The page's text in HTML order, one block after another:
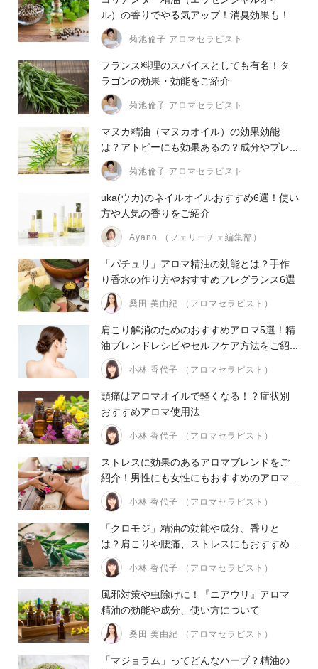
ル）の香りでやる気アップ！消臭効果も！
菊池倫子 アロマセラピスト
フランス料理のスパイスとしても有名！タ
ラゴンの効果・効能をご紹介
菊池倫子 アロマセラピスト
マヌカ精油（マヌカオイル）の効果効能
は？アトピーにも効果あるの？成分やブレ...
菊池倫子 アロマセラピスト
uka(ウカ)のネイルオイルおすすめ6選！使い
方や人気の香りをご紹介
Ayano （フェリーチェ編集部）
「パチュリ」アロマ精油の効能とは？手作
り香水の作り方やおすすめフレグランス6選
桑田 美由紀 （アロマセラピスト）
肩こり解消のためのおすすめアロマ5選！精
油ブレンドレシピやセルフケア方法をご紹...
小林 香代子 （アロマセラピスト）
頭痛はアロマオイルで軽くなる！？症状別
おすすめアロマ使用法
小林 香代子 （アロマセラピスト）
ストレスに効果のあるアロマブレンドをご
紹介！男性にも女性にもおすすめのアロマ...
小林 香代子 （アロマセラピスト）
「クロモジ」精油の効能や成分、香りと
は？肩こりや腰痛、ストレスにもおすすめ...
小林 香代子 （アロマセラピスト）
風邪対策や虫除けに！『ニアウリ』アロマ
精油の効能や成分、使い方について
桑田 美由紀 （アロマセラピスト）
「マジョラム」ってどんなハーブ？精油の